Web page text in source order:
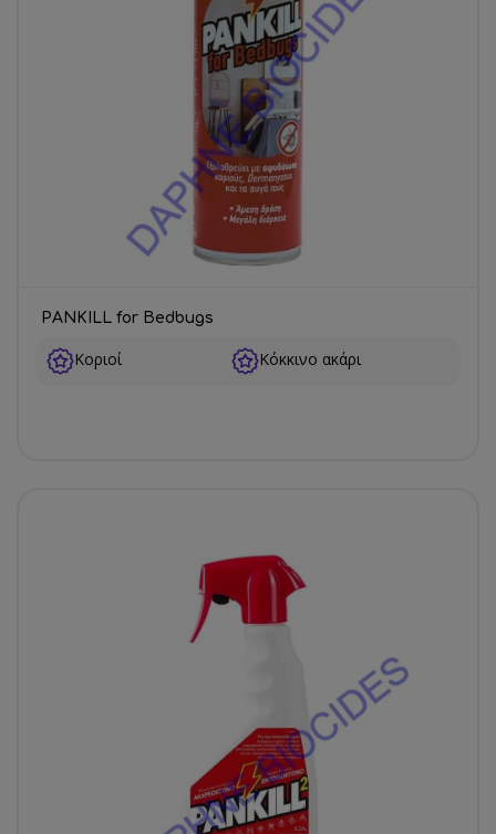
PANKILL for Bedbugs
Κοριοί Κόκκινο ακάρι